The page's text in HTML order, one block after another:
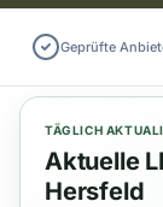
Geprüfte
TÄGLICH
Aktuelle
Hersfeld